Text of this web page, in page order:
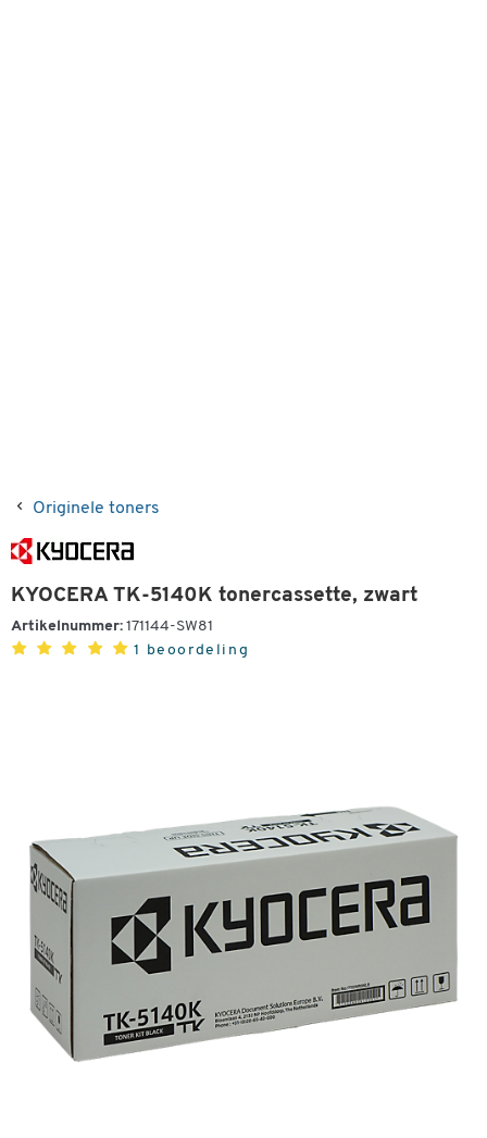
Originele toners
KYOCERA TK-5140K tonercassette, zwart
Artikelnummer: 171144-SW81
1 beoordeling